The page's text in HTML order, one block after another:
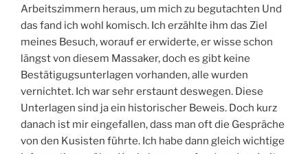
Arbeitszimmern heraus, um mich zu begutachten Und
das fand ich wohl komisch. Ich erzählte ihm das Ziel
meines Besuch, worauf er erwiderte, er wisse schon
längst von diesem Massaker, doch es gibt keine
Bestätigugsunterlagen vorhanden, alle wurden
vernichtet. Ich war sehr erstaunt deswegen. Diese
Unterlagen sind ja ein historischer Beweis. Doch kurz
danach ist mir eingefallen, dass man oft die Gespräche
von den Kusisten führte. Ich habe dann gleich wichtige